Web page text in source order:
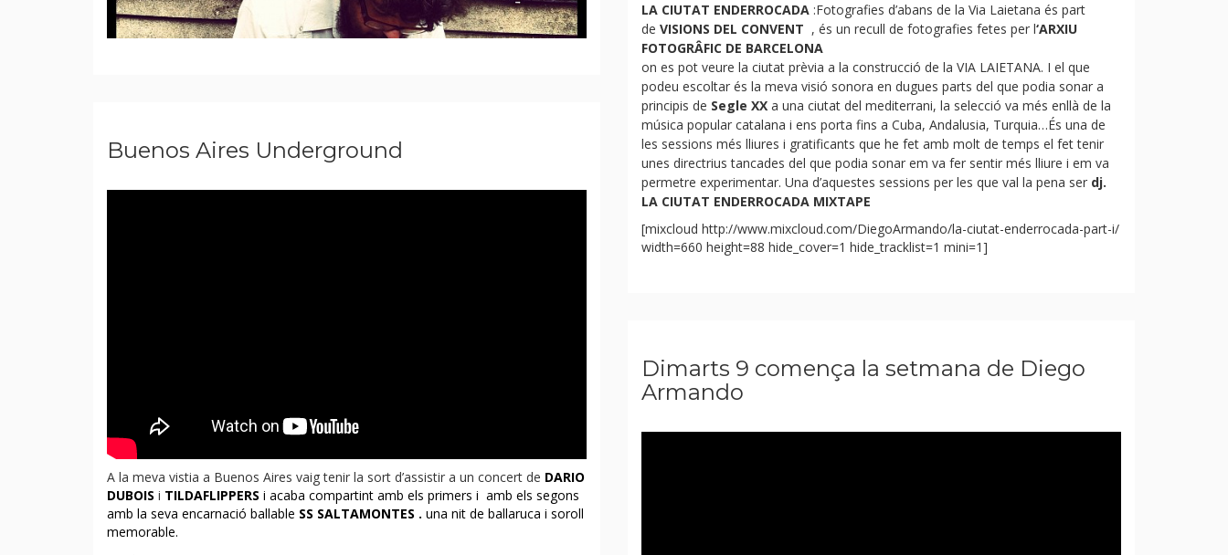
LA CIUTAT ENDERROCADA :Fotografies d’abans de la Via Laietana és part
de VISIONS DEL CONVENT , és un recull de fotografies fetes per l‘ARXIU
FOTOGRÂFIC DE BARCELONA
on es pot veure la ciutat prèvia a la construcció de la VIA LAIETANA. I el que
podeu escoltar és la meva visió sonora en dugues parts del que podia sonar a
principis de Segle XX a una ciutat del mediterrani, la selecció va més enllà de la
música popular catalana i ens porta fins a Cuba, Andalusia, Turquia…És una de
les sessions més lliures i gratificants que he fet amb molt de temps el fet tenir
unes directrius tancades del que podia sonar em va fer sentir més lliure i em va
permetre experimentar. Una d’aquestes sessions per les que val la pena ser dj.
LA CIUTAT ENDERROCADA MIXTAPE
[mixcloud http://www.mixcloud.com/DiegoArmando/la-ciutat-enderrocada-part-i/
width=660 height=88 hide_cover=1 hide_tracklist=1 mini=1]
Buenos Aires Underground
A la meva vistia a Buenos Aires vaig tenir la sort d’assistir a un concert de DARIO
DUBOIS i TILDAFLIPPERS i acaba compartint amb els primers i amb els segons
amb la seva encarnació ballable SS SALTAMONTES . una nit de ballaruca i soroll
memorable.
Dimarts 9 comença la setmana de Diego
Armando